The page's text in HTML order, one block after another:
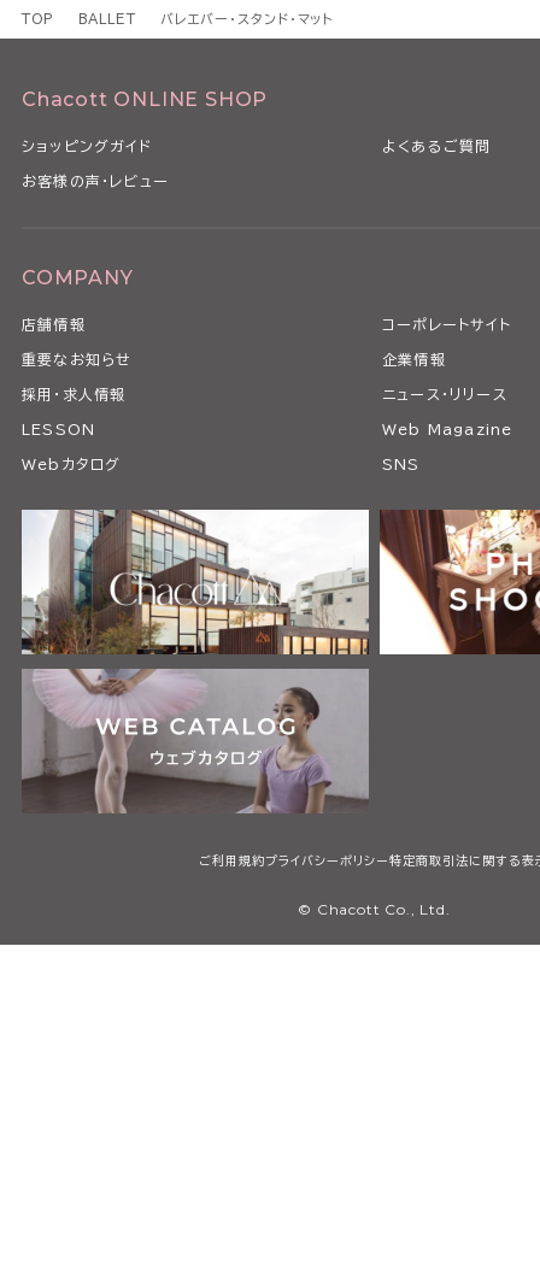
TOP BALLET バレエバー・スタンド・マット
Chacott ONLINE SHOP
ショッピングガイド よくあるご質問
お客様の声・レビュー
COMPANY
店舗情報 コーポレートサイト
重要なお知らせ 企業情報
採用・求人情報 ニュース・リリース
LESSON Web Magazine
Webカタログ SNS
ご利用規約プライバシーポリシー特定商取引法に関する表
© Chacott Co., Ltd.